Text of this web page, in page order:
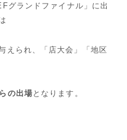
ンドファイナル」に出
えられ、「店大会」「地区
の出場 となります。